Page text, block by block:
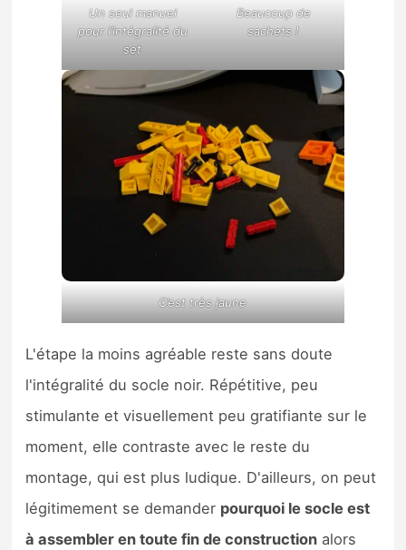
Un seul manuel
pour l’intégralité du
set
Beaucoup de
sachets !
C’est très jaune
L'étape la moins agréable reste sans doute
l'intégralité du socle noir. Répétitive, peu
stimulante et visuellement peu gratifiante sur le
moment, elle contraste avec le reste du
montage, qui est plus ludique. D'ailleurs, on peut
légitimement se demander pourquoi le socle est
à assembler en toute fin de construction alors